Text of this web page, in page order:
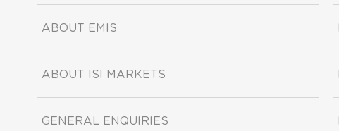
ABOUT EMIS
ABOUT ISI MARKETS
GENERAL ENQUIRIES